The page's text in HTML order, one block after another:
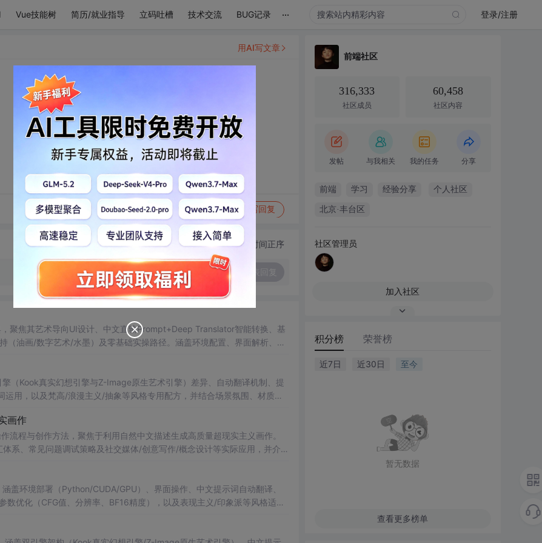
Vue技能树 简历/就业指导 立码吐槽 技术交流 BUG记录 ... 登录/注册
转发到动态 举报 写回复
用AI写文章
切换为时间正序
聚焦其艺术导向UI设计、中文直输Prompt+Deep Translator智能转换、基
油画/数字艺术/水墨）及零基础实操路径。涵盖环境配置、界面解析、高
（Kook真实幻想引擎与Z-Image原生艺术引擎）差异、自动翻译机制、提
用，以及梵高/浪漫主义/抽象等风格专用配方，并结合场景氛围、材质纹
画作
流程与创作方法，聚焦于利用自然中文描述生成高质量超现实主义画作。
系、常见问题调试策略及社交媒体/创意写作/概念设计等实际应用，并介绍
盖环境部署（Python/CUDA/GPU）、界面操作、中文提示词自动翻译、
优化（CFG值、分辨率、BF16精度），以及表现主义/印象派等风格适配
前端社区
316,333
社区成员
60,458
社区内容
发帖 与我相关 我的任务 分享
前端 学习 经验分享 个人社区
北京·丰台区
社区管理员
加入社区
积分榜 荣誉榜
近7日 近30日 至今
暂无数据
查看更多榜单